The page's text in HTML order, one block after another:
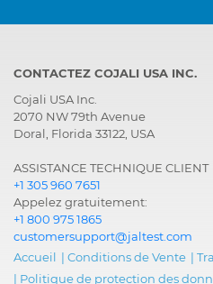
CONTACTEZ COJALI USA INC.
Cojali USA Inc.
2070 NW 79th Avenue
Doral, Florida 33122, USA
ASSISTANCE TECHNIQUE CLIENT
+1 305 960 7651
Appelez gratuitement:
+1 800 975 1865
customersupport@jaltest.com
Accueil | Conditions de Vente |
| Politique de protection des